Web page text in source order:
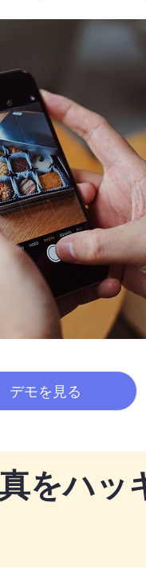
デモを見る
をハッ